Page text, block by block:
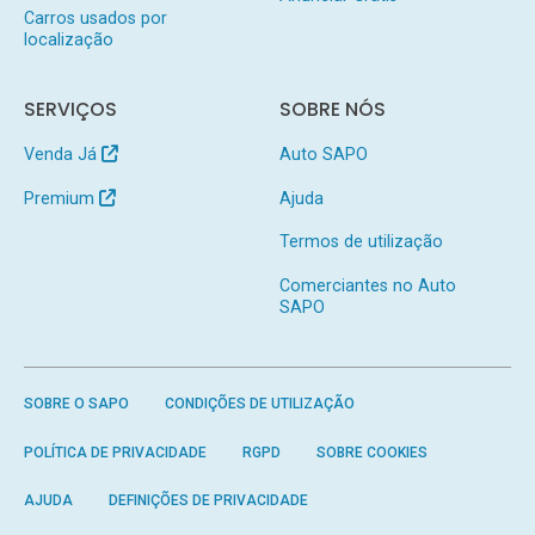
Carros usados por
localização
SERVIÇOS
Venda Já
Premium
SOBRE NÓS
Auto SAPO
Ajuda
Termos de utilização
Comerciantes no Auto
SAPO
SOBRE O SAPO CONDIÇÕES DE UTILIZAÇÃO
POLÍTICA DE PRIVACIDADE RGPD SOBRE COOKIES
AJUDA DEFINIÇÕES DE PRIVACIDADE